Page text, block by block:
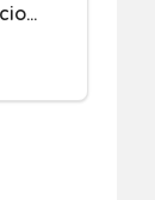
Oraciones Y Partes De Oraciones